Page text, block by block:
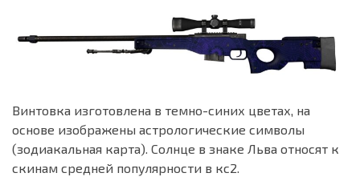
Винтовка изготовлена в темно-синих цветах, на
основе изображены астрологические символы
(зодиакальная карта). Солнце в знаке Льва относят к
скинам средней популярности в кс2.